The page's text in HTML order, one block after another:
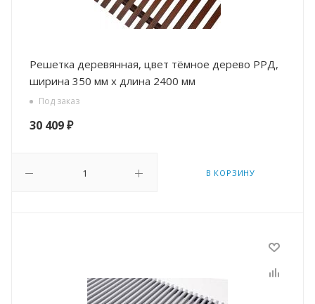
Решетка деревянная, цвет тёмное дерево РРД,
ширина 350 мм х длина 2400 мм
Под заказ
30 409₽
В КОРЗИНУ